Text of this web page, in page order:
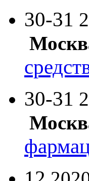
30-31
30-31